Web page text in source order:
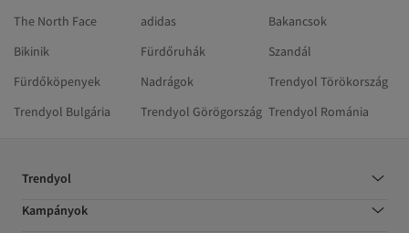
The North Face
adidas
Bakancsok
Bikinik
Fürdőruhák
Szandál
Fürdőköpenyek
Nadrágok
Trendyol Törökország
Trendyol Bulgária
Trendyol Görögország Trendyol Románia
Trendyol
Kampányok